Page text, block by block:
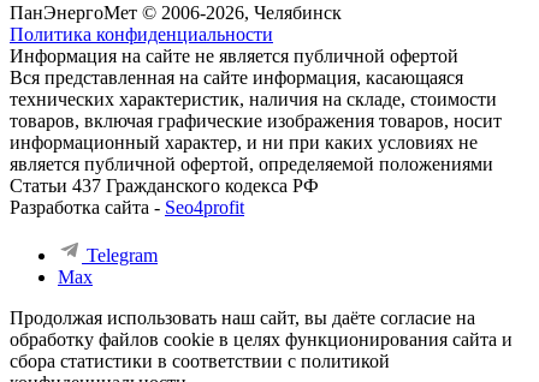
ПанЭнергоМет © 2006-2026, Челябинск
Политика конфиденциальности
Информация на сайте не является публичной офертой
Вся представленная на сайте информация, касающаяся
технических характеристик, наличия на складе, стоимости
товаров, включая графические изображения товаров, носит
информационный характер, и ни при каких условиях не
является публичной офертой, определяемой положениями
Статьи 437 Гражданского кодекса РФ
Разработка сайта - Seo4profit
Telegram
Max
Продолжая использовать наш сайт, вы даёте согласие на
обработку файлов cookie в целях функционирования сайта и
сбора статистики в соответствии с политикой